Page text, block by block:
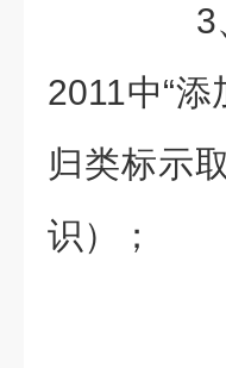
3、
2011中“
归类标示
识）；